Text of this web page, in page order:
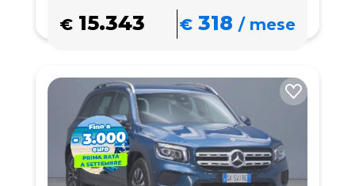
€ 15.343 € 318 /mese